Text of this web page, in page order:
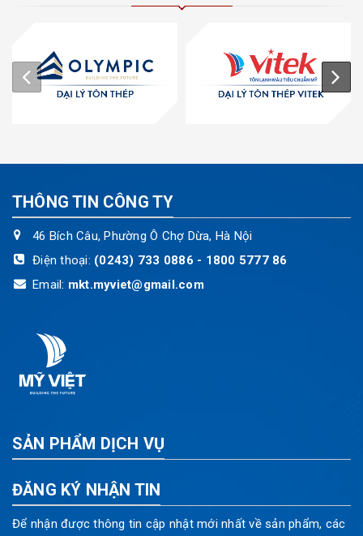
THÔNG TIN CÔNG TY
46 Bích Câu, Phường Ô Chợ Dừa, Hà Nội
Điện thoại: (0243) 733 0886 - 1800 5777 86
Email: mkt.myviet@gmail.com
SẢN PHẨM DỊCH VỤ
ĐĂNG KÝ NHẬN TIN
Để nhận được thông tin cập nhật mới nhất về sản phẩm, các